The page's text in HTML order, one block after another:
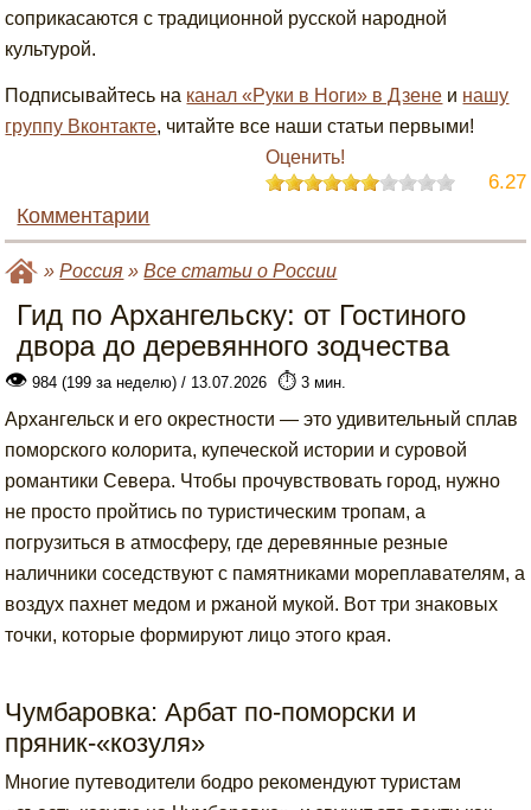
соприкасаются с традиционной русской народной
культурой.
Подписывайтесь на канал «Руки в Ноги» в Дзене и нашу
группу Вконтакте, читайте все наши статьи первыми!
Оценить!
6.27
Комментарии
»Россия »Все статьи о России
Гид по Архангельску: от Гостиного
двора до деревянного зодчества
👁 984 (199 за неделю) / 13.07.2026 ⏱️ 3 мин.
Архангельск и его окрестности — это удивительный сплав
поморского колорита, купеческой истории и суровой
романтики Севера. Чтобы прочувствовать город, нужно
не просто пройтись по туристическим тропам, а
погрузиться в атмосферу, где деревянные резные
наличники соседствуют с памятниками мореплавателям, а
воздух пахнет медом и ржаной мукой. Вот три знаковых
точки, которые формируют лицо этого края.
Чумбаровка: Арбат по-поморски и
пряник-«козуля»
Многие путеводители бодро рекомендуют туристам